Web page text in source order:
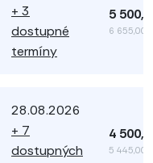
+ 3
dostupné
termíny
5
6 655,00
28.08.2026
+ 7
dostupných
4
5 445,00